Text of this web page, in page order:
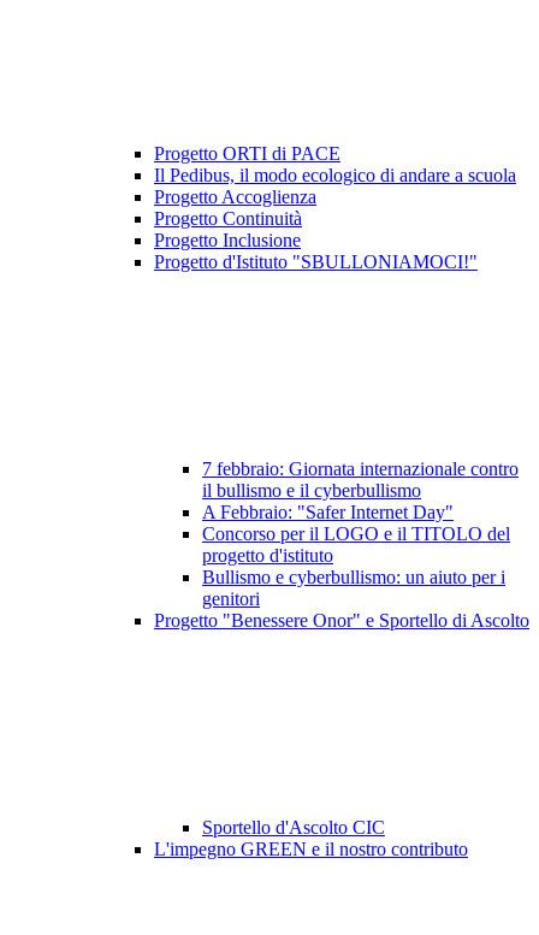
Progetto ORTI di PACE
Il Pedibus, il modo ecologico di andare a scuola
Progetto Accoglienza
Progetto Continuità
Progetto Inclusione
Progetto d'Istituto "SBULLONIAMOCI!"
7 febbraio: Giornata internazionale contro
il bullismo e il cyberbullismo
A Febbraio: "Safer Internet Day"
Concorso per il LOGO e il TITOLO del
progetto d'istituto
Bullismo e cyberbullismo: un aiuto per i
genitori
Progetto "Benessere Onor" e Sportello di Ascolto
Sportello d'Ascolto CIC
L'impegno GREEN e il nostro contributo